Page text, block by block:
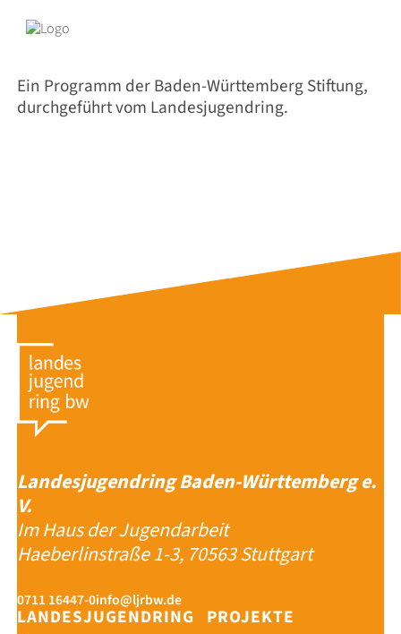
Ein Programm der Baden-Württemberg Stiftung,
durchgeführt vom Landesjugendring.
Landesjugendring Baden-Württemberg e.
V.
Im Haus der Jugendarbeit
Haeberlinstraße 1-3, 70563 Stuttgart
0711 16447-0info@ljrbw.de
LANDESJUGENDRING PROJEKTE